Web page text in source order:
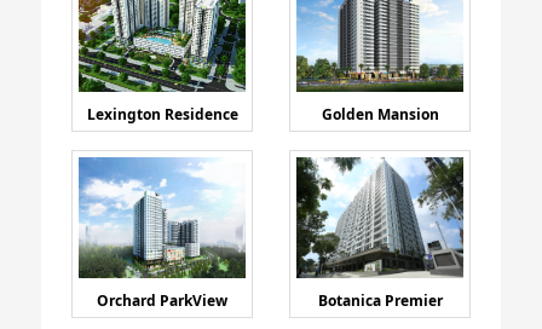
Lexington Residence Golden Mansion
Orchard ParkView Botanica Premier